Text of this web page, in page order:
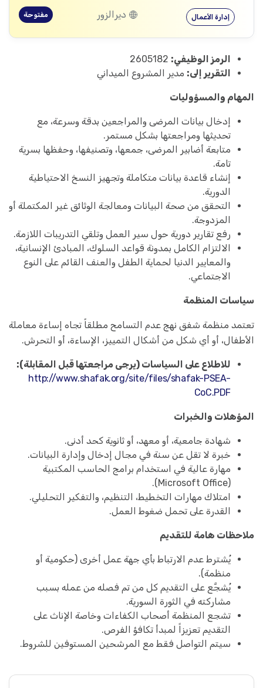
إدارة الأعمال ديرالزور مفتوحة
الرمز الوظيفي:
التقرير إلى: مدير المشروع الميداني
المهام والمسؤوليات
إدخال بيانات المرضى والمراجعين بدقة وسرعة، مع
تحديثها ومراجعتها بشكل مستمر.
متابعة أضابير المرضى، جمعها، وتصنيفها، وحفظها بسرية
تامة.
إنشاء قاعدة بيانات متكاملة وتجهيز النسخ الاحتياطية
الدورية.
التحقق من صحة البيانات ومعالجة الوثائق غير المكتملة أو
المزدوجة.
رفع تقارير دورية حول سير العمل وتلقي التدريبات اللازمة.
الالتزام الكامل بمدونة قواعد السلوك، المبادئ الإنسانية،
والمعايير الدنيا لحماية الطفل والعنف القائم على النوع
الاجتماعي.
سياسات المنظمة
تعتمد منظمة شفق نهج عدم التسامح مطلقاً تجاه إساءة معاملة
الأطفال، أو أي شكل من أشكال التمييز، الإساءة، أو التحرش.
للاطلاع على السياسات (يرجى مراجعتها قبل المقابلة):
http://www.shafak.org/site/files/shafak-PSEA-
CoC.PDF
المؤهلات والخبرات
شهادة جامعية، أو معهد، أو ثانوية كحد أدنى.
خبرة لا تقل عن سنة في مجال إدخال وإدارة البيانات.
مهارة عالية في استخدام برامج الحاسب المكتبية
(Microsoft Office).
امتلاك مهارات التخطيط، التنظيم، والتفكير التحليلي.
القدرة على تحمل ضغوط العمل.
ملاحظات هامة للتقديم
يُشترط عدم الارتباط بأي جهة عمل أخرى (حكومية أو
منظمة).
يُشجَّع على التقديم كل من تم فصله من عمله بسبب
مشاركته في الثورة السورية.
تشجع المنظمة أصحاب الكفاءات وخاصة الإناث على
التقديم تعزيزاً لمبدأ تكافؤ الفرص.
سيتم التواصل فقط مع المرشحين المستوفين للشروط.